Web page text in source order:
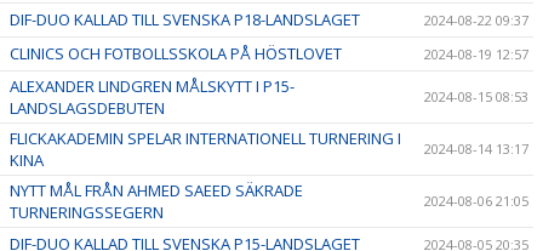
DIF-DUO KALLAD TILL SVENSKA P18-LANDSLAGET 2024-08-22 09:37
CLINICS OCH FOTBOLLSSKOLA PÅ HÖSTLOVET 2024-08-19 12:57
ALEXANDER LINDGREN MÅLSKYTT I P15-
LANDSLAGSDEBUTEN
2024-08-15 08:53
FLICKAKADEMIN SPELAR INTERNATIONELL TURNERING I
KINA
2024-08-14 13:17
NYTT MÅL FRÅN AHMED SAEED SÄKRADE
TURNERINGSSEGERN
2024-08-06 21:05
DIF-DUO KALLAD TILL SVENSKA P15-LANDSLAGET 2024-08-05 20:35